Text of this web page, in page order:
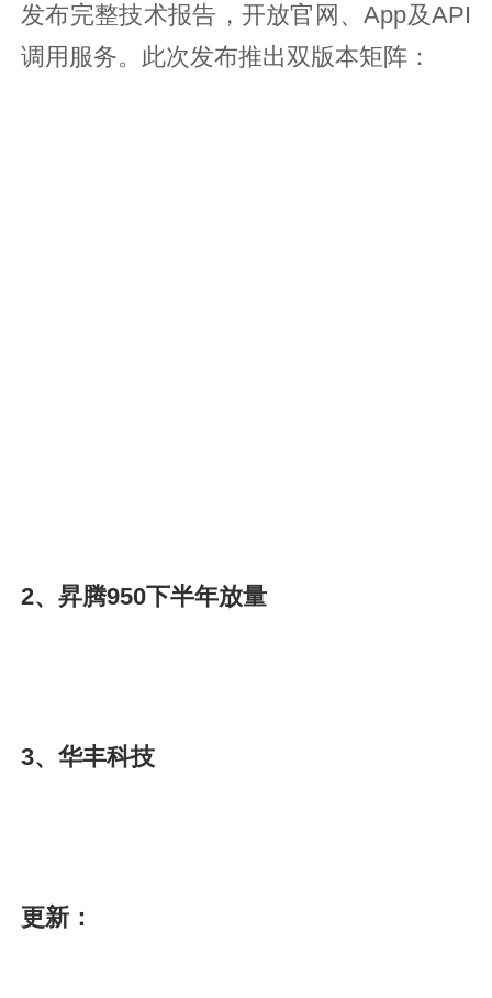
发布完整技术报告，开放官网、App及API
调用服务。此次发布推出双版本矩阵：
2、昇腾950下半年放量
3、华丰科技
更新：